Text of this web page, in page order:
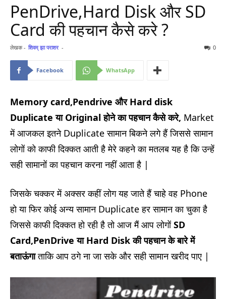
PenDrive,Hard Disk और SD
Card की पहचान कैसे करे ?
लेखक - शिवम् झा पराशर - 0
Facebook WhatsApp
Memory card,Pendrive और Hard disk
Duplicate या Original होने का पहचान कैसे करे, Market
में आजकल इतने Duplicate सामान बिकने लगे हैं जिससे सामान
लोगों को काफी दिक्कत आती है मेरे कहने का मतलब यह है कि उन्हें
सही सामानों का पहचान करना नहीं आता है |
जिसके चक्कर में अक्सर कहीं लोग यह जाते हैं चाहे वह Phone
हो या फिर कोई अन्य सामान Duplicate हर सामान का चुका है
जिससे काफी दिक्कत हो रही है तो आज मैं आप लोगोंSD
Card,PenDrive या Hard Disk की पहचान के बारे में
बताऊंगाताकि आप ठगे ना जा सके और सही सामान खरीद पाए |